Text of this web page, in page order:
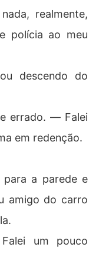
realmente,
polícia ao meu
descendo do
errado. ― Falei
em redenção.
para a parede e
amigo do carro
um pouco